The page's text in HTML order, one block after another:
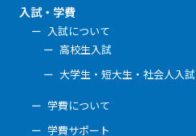
入試・学費
入試について
高校生入試
大学生・短大生・社会人入試
学費について
学費サポート